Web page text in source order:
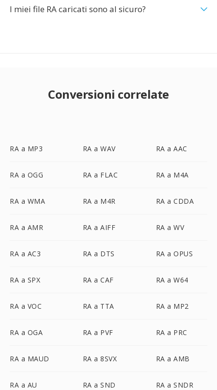
I miei file RA caricati sono al sicuro?
Conversioni correlate
RA a MP3 RA a WAV RA a AAC
RA a OGG RA a FLAC RA a M4A
RA a WMA RA a M4R RA a CDDA
RA a AMR RA a AIFF RA a WV
RA a AC3 RA a DTS RA a OPUS
RA a SPX RA a CAF RA a W64
RA a VOC RA a TTA RA a MP2
RA a OGA RA a PVF RA a PRC
RA a MAUD RA a 8SVX RA a AMB
RA a AU RA a SND RA a SNDR